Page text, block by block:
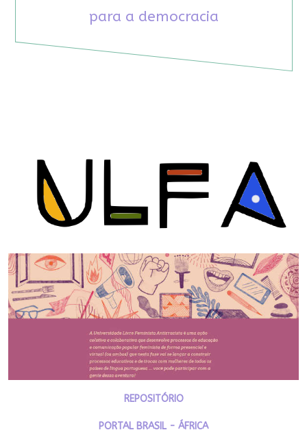
para a democracia
REPOSITÓRIO
PORTAL BRASIL - ÁFRICA